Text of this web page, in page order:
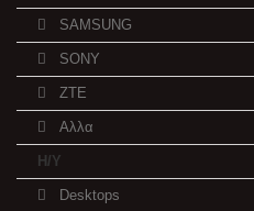
SAMSUNG
SONY
ZTE
Αλλα
Η/Υ
Desktops